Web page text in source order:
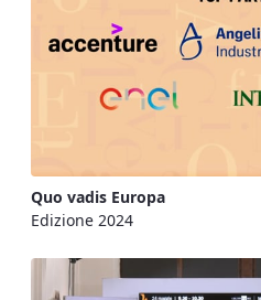
Quo vadis Europa
Edizione 2024